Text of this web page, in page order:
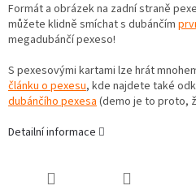
Formát a obrázek na zadní straně
můžete klidně smíchat s dubánčím
megadubánčí pexeso!
S pexesovými kartami lze hrát
článku o pexesu, kde najdete také
dubánčího pexesa(demo je to proto,
Detailní informace